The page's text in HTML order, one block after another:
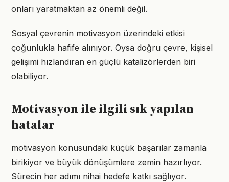
onları yaratmaktan az önemli değil.
Sosyal çevrenin motivasyon üzerindeki etkisi
çoğunlukla hafife alınıyor. Oysa doğru çevre, kişisel
gelişimi hızlandıran en güçlü katalizörlerden biri
olabiliyor.
Motivasyon ile ilgili sık yapılan
hatalar
motivasyon konusundaki küçük başarılar zamanla
birikiyor ve büyük dönüşümlere zemin hazırlıyor.
Sürecin her adımı nihai hedefe katkı sağlıyor.